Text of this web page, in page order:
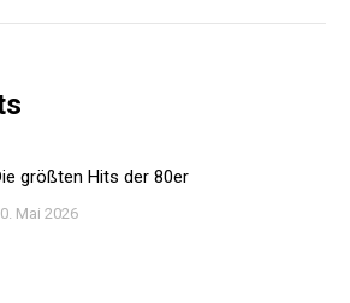
größten Hits der 80er
Mai 2026